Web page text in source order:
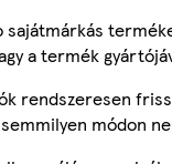
sajátmárkás
a termék
rendszeresen
módon